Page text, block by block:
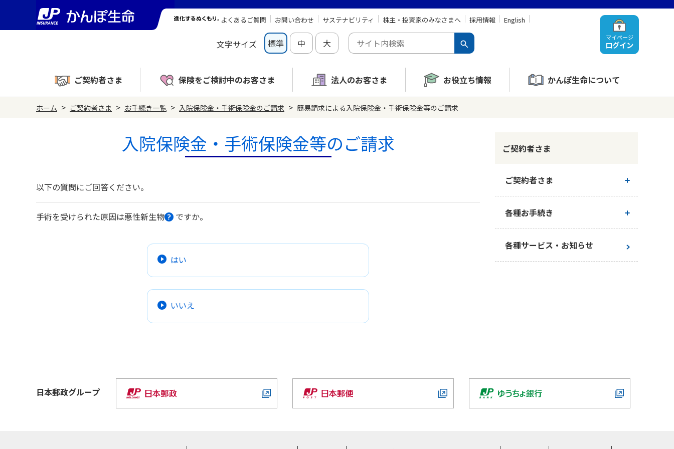
マイページ
ログイン
よくあるご質問 お問い合わせ サステナビリティ 株主・投資家のみなさまへ 採用情報 English
文字サイズ 標準 中 大
ご契約者さま 保険をご検討中のお客さま 法人のお客さま お役立ち情報 かんぽ生命について
ホーム > ご契約者さま > お手続き一覧 > 入院保険金・手術保険金のご請求 > 簡易請求による入院保険金・手術保険金等のご請求
入院保険金・手術保険金等のご請求
以下の質問にご回答ください。
手術を受けられた原因は悪性新生物 ですか。
はい
いいえ
ご契約者さま
ご契約者さま
ご契約内容の確認
各種お手続き
お手続き一覧
各種サービス・お知らせ
日本郵政グループ